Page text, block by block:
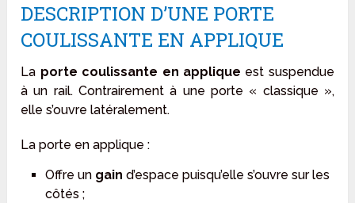
DESCRIPTION D’UNE PORTE
COULISSANTE EN APPLIQUE
La porte coulissante en applique est suspendue
à un rail. Contrairement à une porte « classique »,
elle s’ouvre latéralement.
La porte en applique :
Offre un gain d’espace puisqu’elle s’ouvre sur les
côtés ;